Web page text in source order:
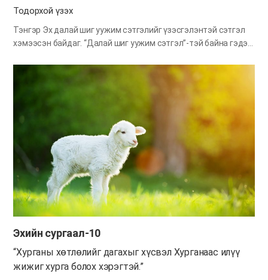
Тодорхой үзэх
Тэнгэр Эх далай шиг уужим сэтгэлийг үзэсгэлэнтэй сэтгэл
хэмээсэн байдаг. “Далай шиг уужим сэтгэл”-тэй байна гэдэг
сэтгэлийг засдаг байхыг хэлж байна. Мөн амархан уурлаж
түүнийг бас бухимдуулахын оронд эелдэг даруу байн, ойлгож
хүлцэхийг хэлнэ. Ийм сэтгэл тэнгэр Эхэд үзэсгэлэнтэй
сэтгэлтэй болж чадах вэ? Бидний асар том нүглийг уучилж
өршөөсөн Бурханыг санах хэрэгтэй. Бид тэнгэрт
уучлагдашгүй том нүгэл үйлдээд энэ газарт ирцгээсэн. Гэвч
Бурхан Өөрөө эвлэрүүлгийн тахил болон, бидний төлөх
ёстой нүглийн хөлсийг өмнөөс маань төлж, бүх нүглийг
маань уучилсан. Бурханы үлэмж агуу ивээл, хайрыг бодох юм
бол бид ах дүү, эгч дүүгийнхээ үл ялиг алдаа эндлийг ч
тэвчиж чадна шүү дээ.…
Эхийн сургаал-10
“Хурганы хөтлөлийг дагахыг хүсвэл Хурганаас илүү
жижиг хурга болох хэрэгтэй.”